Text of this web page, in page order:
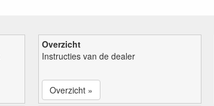
Overzicht
Instructies van de dealer
Overzicht »